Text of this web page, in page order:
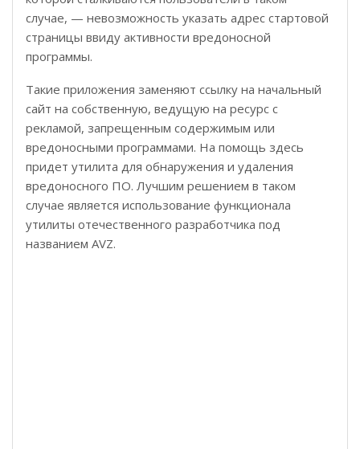
случае, — невозможность указать адрес стартовой
страницы ввиду активности вредоносной
программы.
Такие приложения заменяют ссылку на начальный
сайт на собственную, ведущую на ресурс с
рекламой, запрещенным содержимым или
вредоносными программами. На помощь здесь
придет утилита для обнаружения и удаления
вредоносного ПО. Лучшим решением в таком
случае является использование функционала
утилиты отечественного разработчика под
названием AVZ.